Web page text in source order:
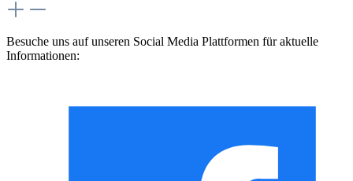
Besuche uns auf unseren Social Media Plattformen für aktuelle
Informationen: